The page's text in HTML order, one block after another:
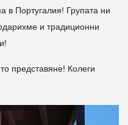
в Португалия! Групата ни
и традиционни
представяне! Колеги